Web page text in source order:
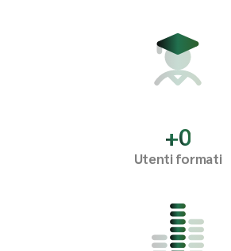
+0
Utenti formati